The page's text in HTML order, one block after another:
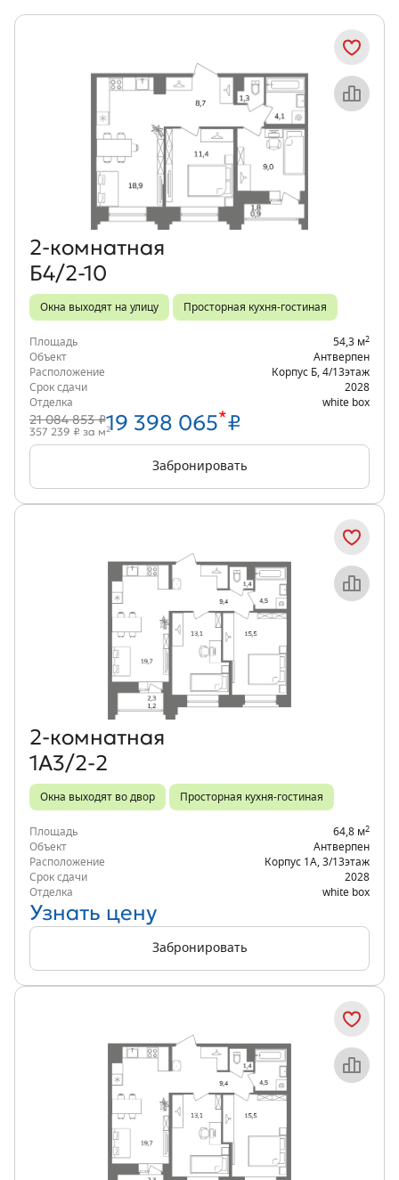
Объект месяца
2‑комнатная
Б4/2-10
Окна выходят на улицу Просторная кухня-гостиная
Площадь 54,3 м2
Объект
Антверпен
Расположение
Корпус Б 4/13этаж
Срок сдачи
2028
Отделка
white box
21 084 853 ₽19 398 065*₽
357 239 ₽ за м2
Забронировать
Объект месяца
2‑комнатная
1А3/2-2
Окна выходят во двор Просторная кухня-гостиная
Площадь 64,8 м2
Объект
Антверпен
Расположение
Корпус 1А 3/13этаж
Срок сдачи
2028
Отделка
white box
Узнать цену
Забронировать
Объект месяца